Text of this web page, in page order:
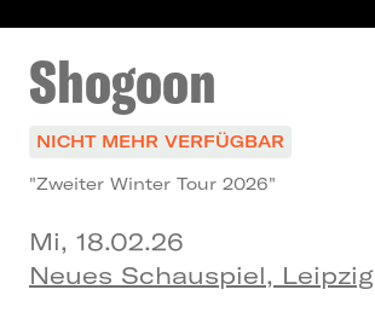
Shogoon
NICHT MEHR VERFÜGBAR
"Zweiter Winter Tour 2026"
Mi, 18.02.26
Neues Schauspiel, Leipzig